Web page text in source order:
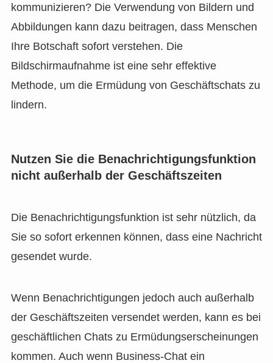
kommunizieren? Die Verwendung von Bildern und
Abbildungen kann dazu beitragen, dass Menschen
Ihre Botschaft sofort verstehen. Die
Bildschirmaufnahme ist eine sehr effektive
Methode, um die Ermüdung von Geschäftschats zu
lindern.
Nutzen Sie die Benachrichtigungsfunktion
nicht außerhalb der Geschäftszeiten
Die Benachrichtigungsfunktion ist sehr nützlich, da
Sie so sofort erkennen können, dass eine Nachricht
gesendet wurde.
Wenn Benachrichtigungen jedoch auch außerhalb
der Geschäftszeiten versendet werden, kann es bei
geschäftlichen Chats zu Ermüdungserscheinungen
kommen. Auch wenn Business-Chat ein